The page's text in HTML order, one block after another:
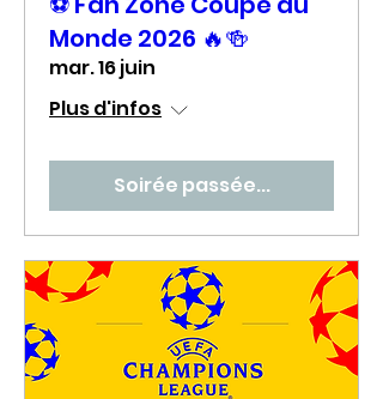
Monde 2026 🔥🍻
mar. 16 juin
Plus d'infos
Soirée passée...